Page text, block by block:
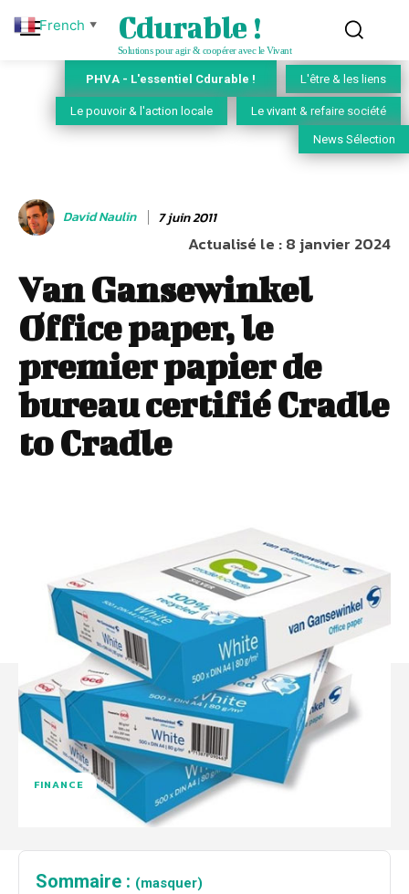
Cdurable !
Solutions pour agir & coopérer avec le Vivant
PHVA - L'essentiel Cdurable ! L'être & les liens
Le pouvoir & l'action locale Le vivant & refaire société
News Sélection
David Naulin 7 juin 2011
Actualisé le :8 janvier 2024
Van Gansewinkel
Office paper, le
premier papier de
bureau certifié Cradle
to Cradle
FINANCE
Sommaire : (masquer)
French ▼